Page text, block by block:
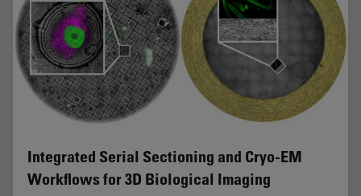
Integrated Serial Sectioning and Cryo-EM
Workflows for 3D Biological Imaging